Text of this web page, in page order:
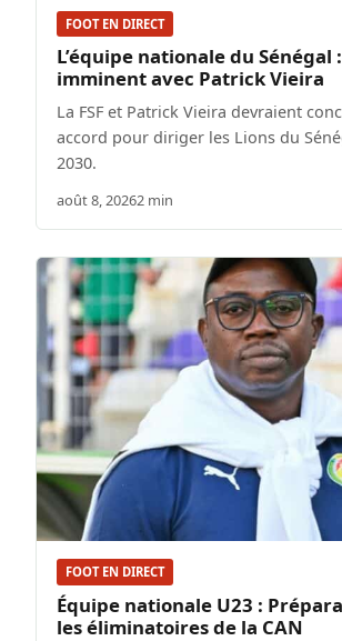
FOOT EN DIRECT
L’équipe nationale du Sénégal
imminent avec Patrick Vieira
La FSF et Patrick Vieira devraient
accord pour diriger les Lions du
2030.
août 8, 20262 min
FOOT EN DIRECT
Équipe nationale U23 :
les éliminatoires de la CAN